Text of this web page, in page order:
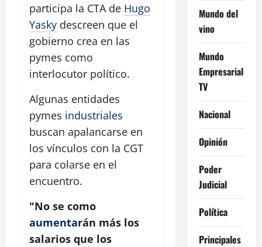
participa la CTA de Hugo
Yasky descreen que el
gobierno crea en las
pymes como
interlocutor político.
Algunas entidades
pymes industriales
buscan apalancarse en
los vínculos con la CGT
para colarse en el
encuentro.
"No se como
aumentarán más los
salarios que los
Mundo del
vino
Mundo
Empresarial
TV
Nacional
Opinión
Poder
Judicial
Política
Principales